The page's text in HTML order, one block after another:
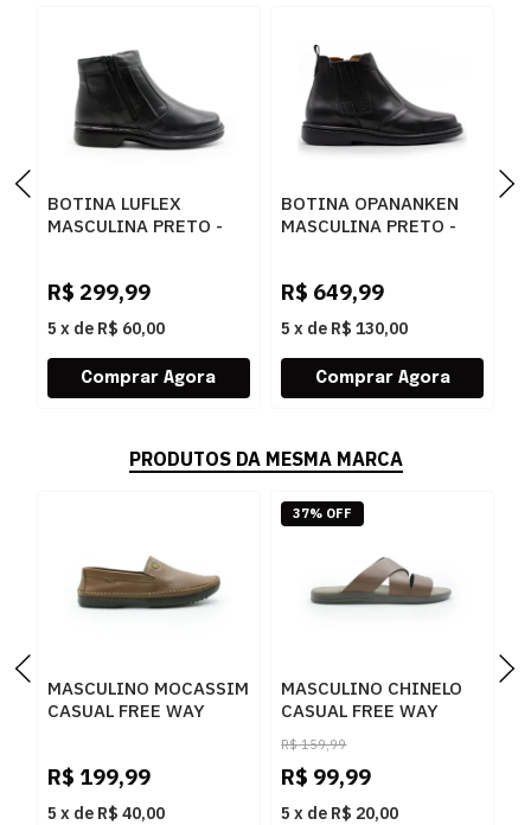
BOTINA LUFLEX
MASCULINA PRETO -
R$ 299,99
5 x de R$ 60,00
BOTINA OPANANKEN
MASCULINA PRETO -
R$ 649,99
5 x de R$ 130,00
PRODUTOS DA MESMA MARCA
MASCULINO MOCASSIM
CASUAL FREE WAY
R$ 199,99
5 x de R$ 40,00
MASCULINO CHINELO
CASUAL FREE WAY
CANASTRA8
PATAGONIA
MACARANDUBA
R$ 159,99
R$ 99,99
5 x de R$ 20,00
37% OFF